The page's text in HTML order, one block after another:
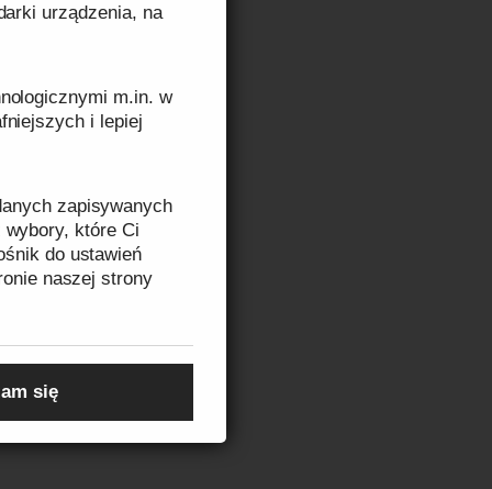
urządzenia, na
m.in. w
i lepiej
zapisywanych
które Ci
do ustawień
naszej strony
wInformacji
się
często
idealny
Warto
w